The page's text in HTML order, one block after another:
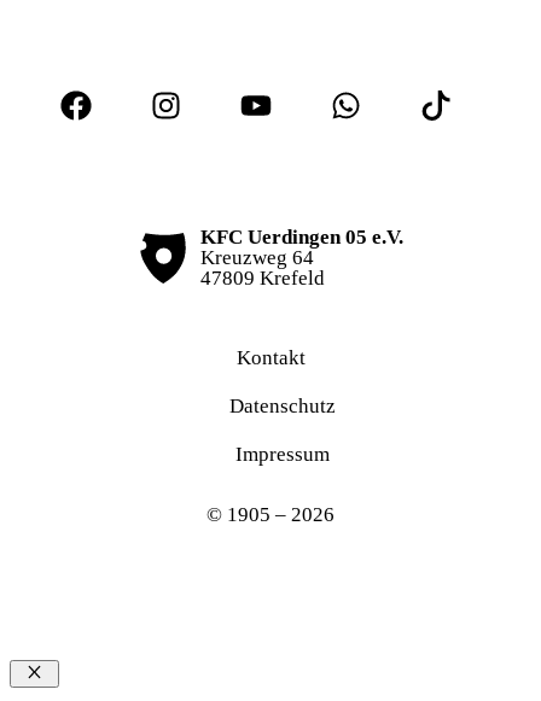
KFC Uerdingen 05 e.V.
Kreuzweg 64
47809 Krefeld
Kontakt
Datenschutz
Impressum
© 1905 – 2026
Schließen